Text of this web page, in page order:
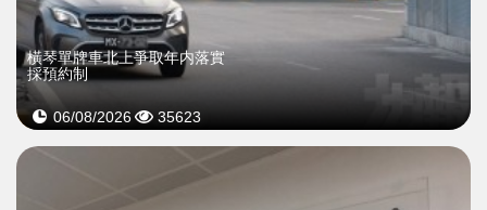
橫琴單牌車北上爭取年内落實
採預約制
06/08/2026 35623